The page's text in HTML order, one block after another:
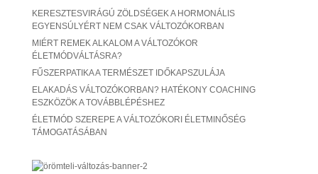
KERESZTESVIRÁGÚ ZÖLDSÉGEK A HORMONÁLIS
EGYENSÚLYÉRT NEM CSAK VÁLTOZÓKORBAN
MIÉRT REMEK ALKALOM A VÁLTOZÓKOR
ÉLETMÓDVÁLTÁSRA?
FŰSZERPATIKA A TERMÉSZET IDŐKAPSZULÁJA
ELAKADÁS VÁLTOZÓKORBAN? HATÉKONY COACHING
ESZKÖZÖK A TOVÁBBLÉPÉSHEZ
ÉLETMÓD SZEREPE A VÁLTOZÓKORI ÉLETMINŐSÉG
TÁMOGATÁSÁBAN